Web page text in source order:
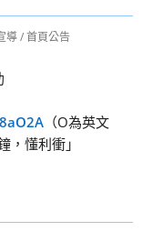
導 / 首頁公告
（O為英文
，懂利衝」